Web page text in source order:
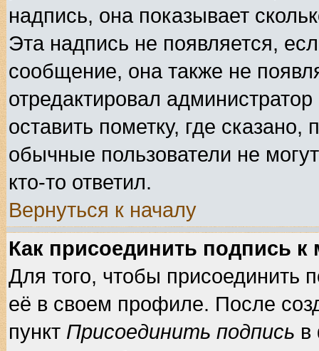
надпись, она показывает
Эта надпись не появляется,
сообщение, она также не
отредактировал
оставить пометку, где
обычные пользователи не
кто-то ответил.
Вернуться к началу
Как присоединить подпись
Для того, чтобы присоединить
её в своем профиле. После
пункт Присоединить подпись в